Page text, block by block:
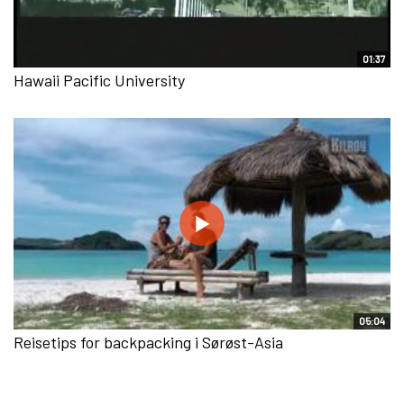
01:37
Hawaii Pacific University
05:04
Reisetips for backpacking i Sørøst-Asia